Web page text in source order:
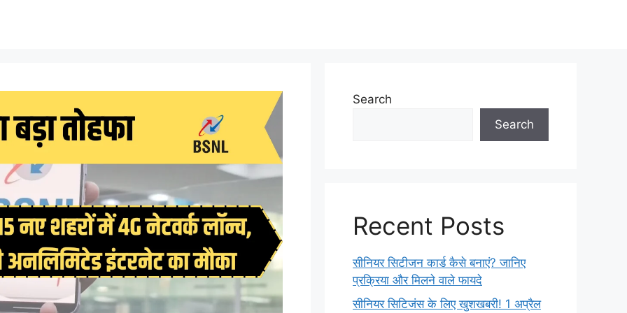
Search
Search
Recent Posts
सीनियर सिटीजन कार्ड कैसे बनाएं? जानिए
प्रक्रिया और मिलने वाले फायदे
सीनियर सिटिजंस के लिए खुशखबरी! 1 अप्रैल